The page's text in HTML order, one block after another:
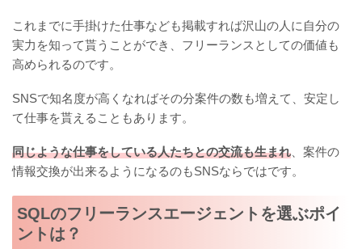
これまでに手掛けた仕事なども掲載すれば沢山の人に自分の
実力を知って貰うことができ、フリーランスとしての価値も
高められるのです。
SNSで知名度が高くなればその分案件の数も増えて、安定し
て仕事を貰えることもあります。
同じような仕事をしている人たちとの交流も生まれ 、案件の
情報交換が出来るようになるのもSNSならではです。
SQLのフリーランスエージェントを選ぶポイ
ントは？